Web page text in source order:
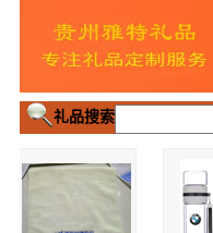
礼品搜索